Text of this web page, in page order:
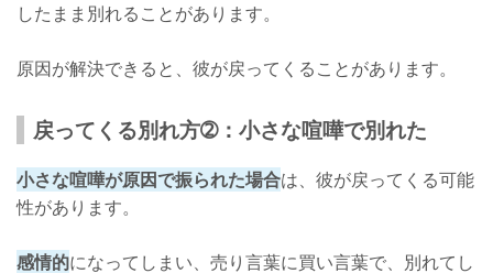
したまま別れることがあります。
原因が解決できると、彼が戻ってくることがあります。
戻ってくる別れ方➁：小さな喧嘩で別れた
小さな喧嘩が原因で振られた場合は、彼が戻ってくる可能
性があります。
感情的になってしまい、売り言葉に買い言葉で、別れてし